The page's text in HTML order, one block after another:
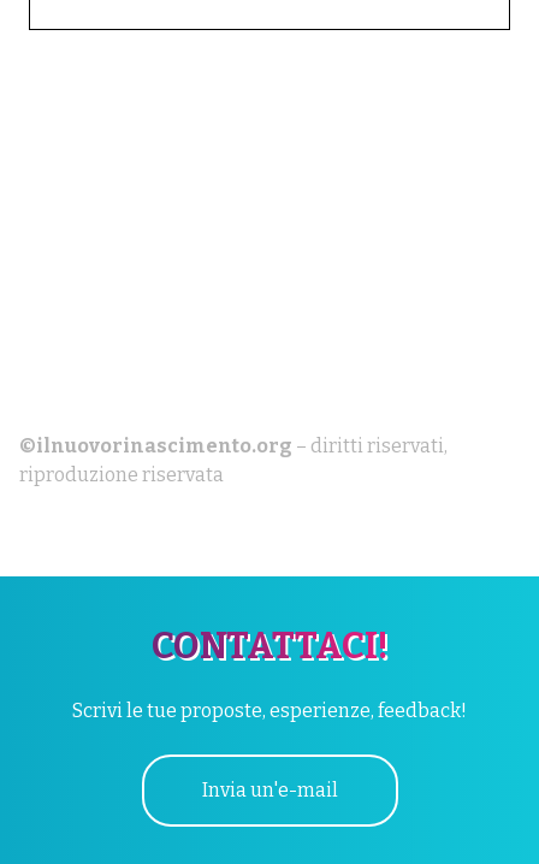
©ilnuovorinascimento.org – diritti riservati,
riproduzione riservata
CONTATTACI!
Scrivi le tue proposte, esperienze, feedback!
Invia un'e-mail